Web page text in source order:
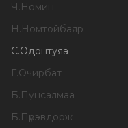
Ч . Номин
Н . Номтойбаяр
С.Одонтуяа
Г.Очирбат
Б. Пунсалмаа
Б. Пүрэвдорж